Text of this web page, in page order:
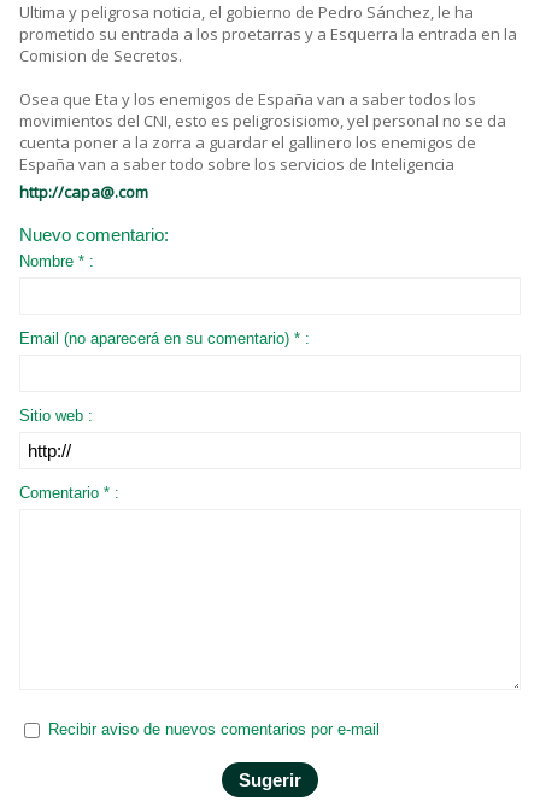
Ultima y peligrosa noticia, el gobierno de Pedro Sánchez, le ha
prometido su entrada a los proetarras y a Esquerra la entrada en la
Comision de Secretos.
Osea que Eta y los enemigos de España van a saber todos los
movimientos del CNI, esto es peligrosisiomo, yel personal no se da
cuenta poner a la zorra a guardar el gallinero los enemigos de
España van a saber todo sobre los servicios de Inteligencia
http://capa@.com
Nuevo comentario:
Nombre * :
Email (no aparecerá en su comentario) * :
Sitio web :
Comentario * :
Recibir aviso de nuevos comentarios por e-mail